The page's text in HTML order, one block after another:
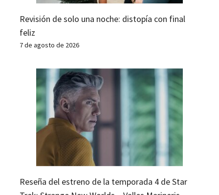
Revisión de solo una noche: distopía con final
feliz
7 de agosto de 2026
Reseña del estreno de la temporada 4 de Star